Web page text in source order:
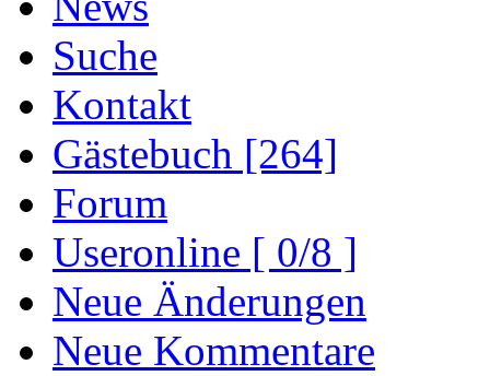
Suche
Kontakt
Gästebuch [264]
Forum
Useronline [ 0/8 ]
Neue Änderungen
Neue Kommentare